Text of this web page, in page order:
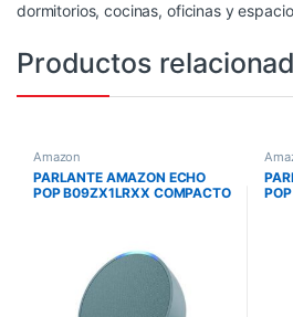
dormitorios, cocinas, oficinas y
Productos
Amazon
PARLANTE AMAZON ECHO
POP B09ZX1LRXX COMPACTO